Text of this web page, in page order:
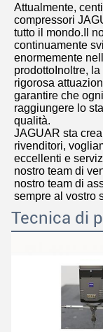
Attualmente,
compressori
tutto il mondo.Il
continuamente
enormemente
prodottoInoltre,
rigorosa
garantire che
raggiungere lo
qualità.
JAGUAR sta
rivenditori,
eccellenti e
nostro team di
nostro team di
sempre al vostro
Tecnica di